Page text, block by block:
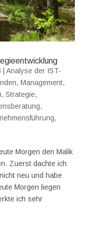
| Analyse der IST-
, Management,
, Strategie,
,
,
Morgen den Malik
Zuerst dachte ich
neu und habe
Morgen liegen
ich sehr